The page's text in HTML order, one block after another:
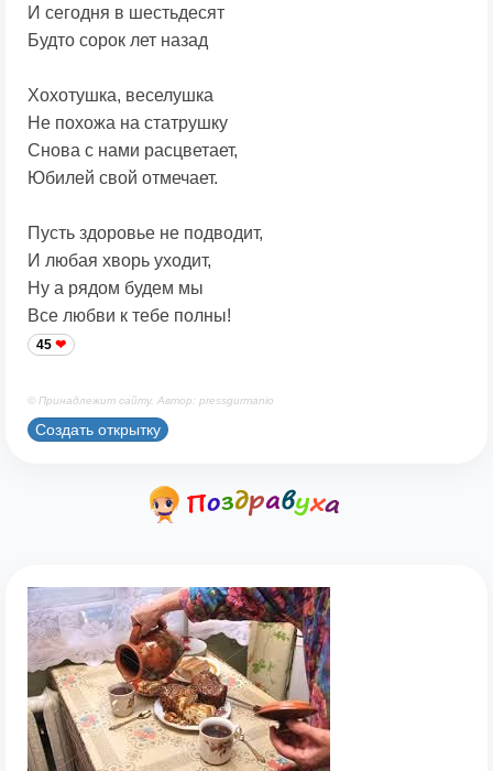
И сегодня в шестьдесят
Будто сорок лет назад
Хохотушка, веселушка
Не похожа на статрушку
Снова с нами расцветает,
Юбилей свой отмечает.
Пусть здоровье не подводит,
И любая хворь уходит,
Ну а рядом будем мы
Все любви к тебе полны!
45
© Принадлежит сайту. Автор: pressgurmanio
Создать открытку